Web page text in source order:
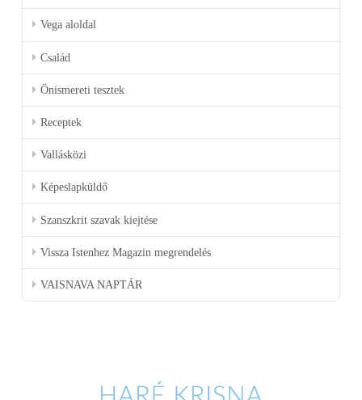
Vega aloldal
Család
Önismereti tesztek
Receptek
Vallásközi
Képeslapküldő
Szanszkrit szavak kiejtése
Vissza Istenhez Magazin megrendelés
VAISNAVA NAPTÁR